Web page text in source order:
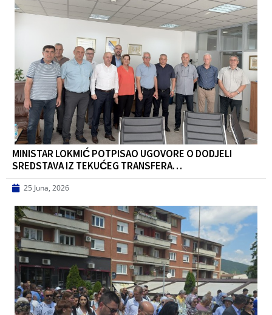
MINISTAR LOKMIĆ POTPISAO UGOVORE O DODJELI
SREDSTAVA IZ TEKUĆEG TRANSFERA…
25 Juna, 2026